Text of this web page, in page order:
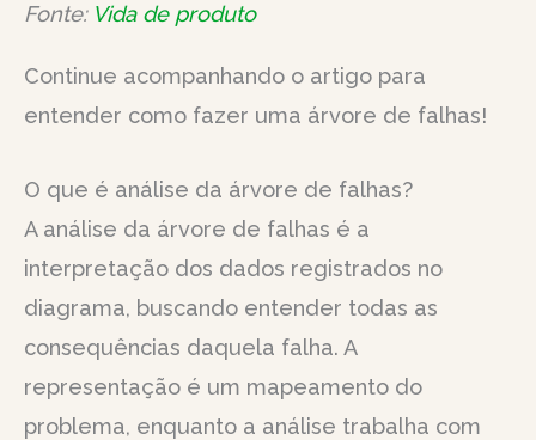
Fonte: Vida de produto
Continue acompanhando o artigo para
entender como fazer uma árvore de falhas!
O que é análise da árvore de falhas?
A análise da árvore de falhas é a
interpretação dos dados registrados no
diagrama, buscando entender todas as
consequências daquela falha. A
representação é um mapeamento do
problema, enquanto a análise trabalha com